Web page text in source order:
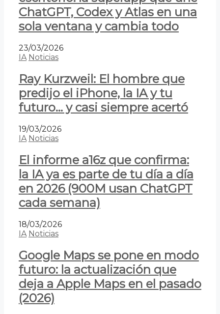
ChatGPT, Codex y Atlas en una
sola ventana y cambia todo
23/03/2026
IA Noticias
Ray Kurzweil: El hombre que
predijo el iPhone, la IA y tu
futuro… y casi siempre acertó
19/03/2026
IA Noticias
El informe a16z que confirma:
la IA ya es parte de tu día a día
en 2026 (900M usan ChatGPT
cada semana)
18/03/2026
IA Noticias
Google Maps se pone en modo
futuro: la actualización que
deja a Apple Maps en el pasado
(2026)